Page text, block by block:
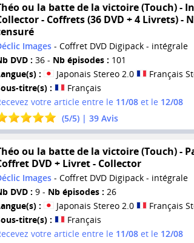
ou la batte de la victoire (Touch) -
- Coffrets (36 DVD + 4 Livrets) -
Images- Coffret DVD Digipack - intégrale
DVD : 36 - Nb épisodes : 101
:
Japonais Stereo 2.0
Français
titre(s) :
Français
votre article entre le 11/08et le 12/08
(5/5) | 39Avis
ou la batte de la victoire (Touch) -
DVD + Livret - Collector
Images- Coffret DVD Digipack - intégrale
DVD : 9 - Nb épisodes : 26
:
Japonais Stereo 2.0
Français
titre(s) :
Français
votre article entre le 11/08et le 12/08